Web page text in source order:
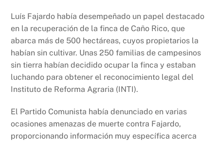
Luís Fajardo había desempeñado un papel destacado
en la recuperación de la finca de Caño Rico, que
abarca más de 500 hectáreas, cuyos propietarios la
habían sin cultivar. Unas 250 familias de campesinos
sin tierra habían decidido ocupar la finca y estaban
luchando para obtener el reconocimiento legal del
Instituto de Reforma Agraria (INTI).
El Partido Comunista había denunciado en varias
ocasiones amenazas de muerte contra Fajardo,
proporcionando información muy específica acerca